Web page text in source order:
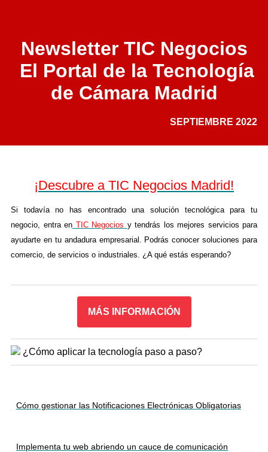
Newsletter TIC Negocios
El Portal de la Tecnología
de Cámara Madrid
SEPTIEMBRE 2022
¡Descubre a TIC Negocios Madrid!
Si todavía no has encontrado una solución tecnológica para tu
negocio, entra en TIC Negocios y tendrás los mejores servicios para
ayudarte en tu andadura empresarial. Podrás conocer soluciones para
comercio, de servicios o industriales. ¿A qué estás esperando?
MÁS INFORMACIÓN
¿Cómo aplicar la tecnología paso a paso?
Cómo gestionar las Notificaciones Electrónicas Obligatorias
Implementa tu web abriendo un cauce de comunicación